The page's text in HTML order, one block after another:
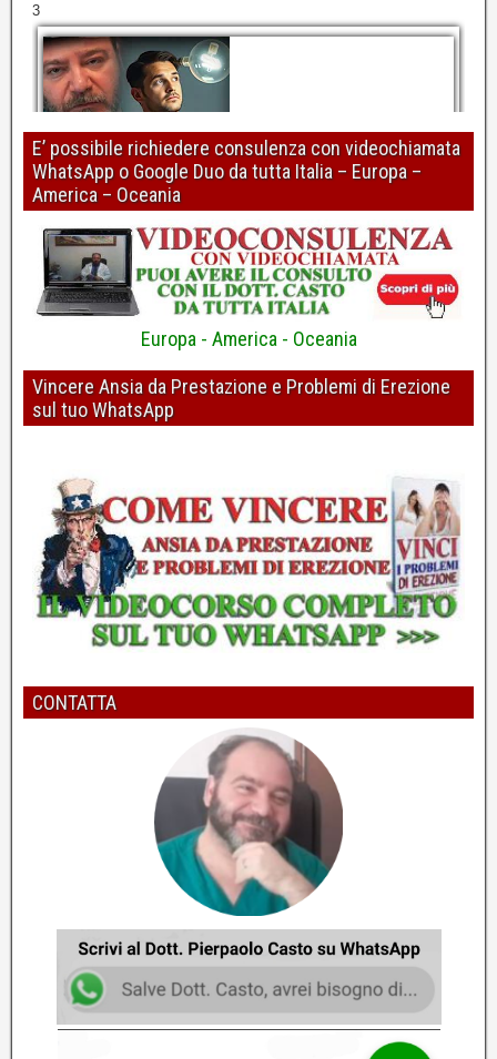
3
Perdita o mancanza di erezione: risolvere riconoscendo gli errori
di ragionamento
Dott. Pierpaolo Casto - Psicologo e Psicoterapeuta
Erezioni più forti? Pulire i pensieri con la "R"
Per migliorare l'erezione bisogna risolvere il vero
6
Come potenziare l'erezione e la durata
cambiando le frequenze
Dott. Pierpaolo Casto - Psicologo e Psicoterapeuta
E’ possibile richiedere consulenza con videochiamata
WhatsApp o Google Duo da tutta Italia – Europa –
America – Oceania
Europa - America - Oceania
Vincere Ansia da Prestazione e Problemi di Erezione
sul tuo WhatsApp
CONTATTA